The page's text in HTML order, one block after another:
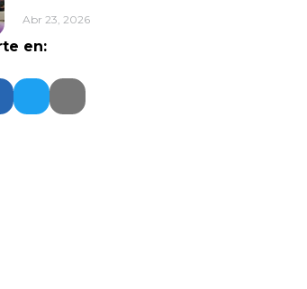
Abr 23, 2026
en: